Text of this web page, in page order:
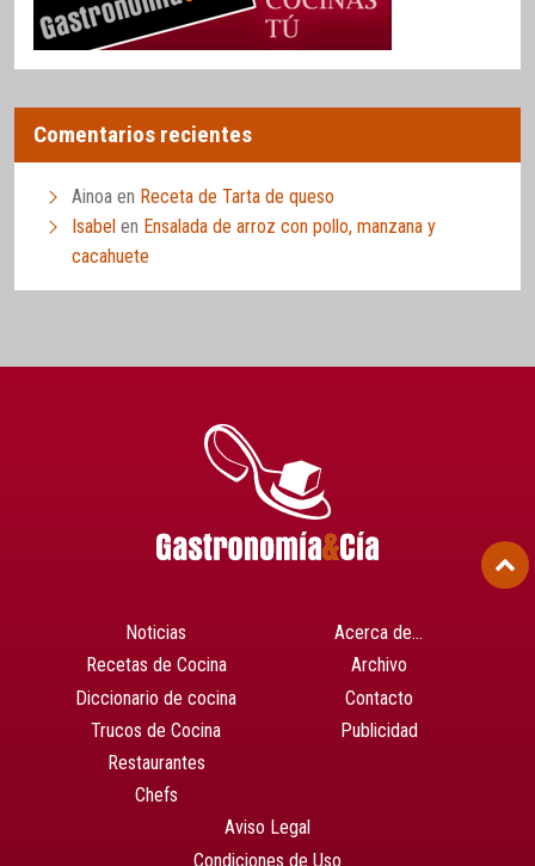
Comentarios recientes
Ainoa en Receta de Tarta de queso
Isabel en Ensalada de arroz con pollo, manzana y
cacahuete
Noticias
Recetas de Cocina
Diccionario de cocina
Trucos de Cocina
Restaurantes
Chefs
Acerca de…
Archivo
Contacto
Publicidad
Aviso Legal
Condiciones de Uso